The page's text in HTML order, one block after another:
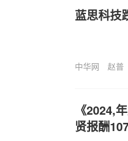
蓝思科技
中华网 赵普
《2024,
贤报酬